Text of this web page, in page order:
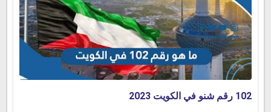
102 رقم شنو في الكويت 2023